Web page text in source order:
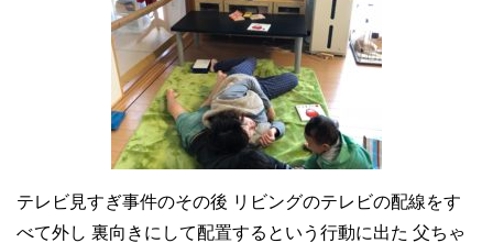
テレビ見すぎ事件のその後 リビングのテレビの配線をす
べて外し 裏向きにして配置するという行動に出た 父ちゃ